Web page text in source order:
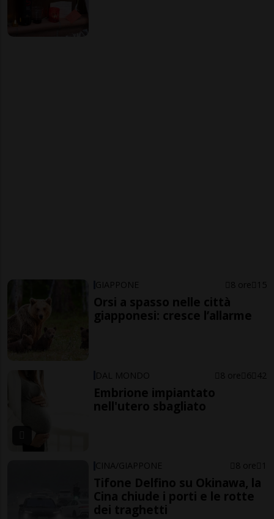
GIAPPONE 8 ore 15
Orsi a spasso nelle città
giapponesi: cresce l’allarme
DAL MONDO 8 ore 6 42
Embrione impiantato
nell'utero sbagliato
CINA/GIAPPONE 8 ore 1
Tifone Delfino su Okinawa, la
Cina chiude i porti e le rotte
dei traghetti